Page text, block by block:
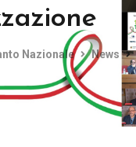
Nazionale News